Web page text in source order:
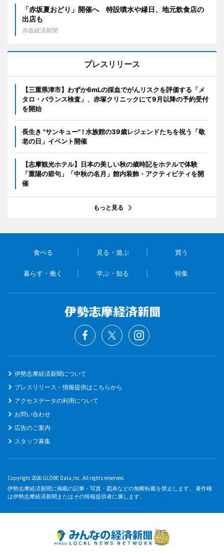
「赤坂夏おどり」開催へ 特設噴水や縁日、地元飲食店の
出店も
赤坂経済新聞
プレスリリース
【三重県津市】わずか6mLの採血でがんリスクを評価する「メ
タロ・バランス検査」、赤塚クリニックにて9月以降の予約受付
を開始
長生き "サンキュー" ! 水族館の39歳レジェンドたちを祝う「敬
老の日」イベント開催
【志摩観光ホテル】日本の美しい秋の歳時記をホテルで体験
「重陽の節句」「中秋の名月」館内装飾・アクティビティを開
催
もっと見る
食べる 見る・遊ぶ 買う
暮らす・働く 学ぶ・知る 特集
伊勢志摩経済新聞について
プレスリリース・情報提供はこちらから
アクセスデータの利用について
お問い合わせ
広告のご案内
スタッフ募集
Copyright 2026 GLOBE Data,Inc. All rights reserved.
伊勢志摩経済新聞に掲載の記事・写真・図表などの無断転載を禁止します。 著作権
は伊勢志摩経済新聞またはその情報提供者に属します。